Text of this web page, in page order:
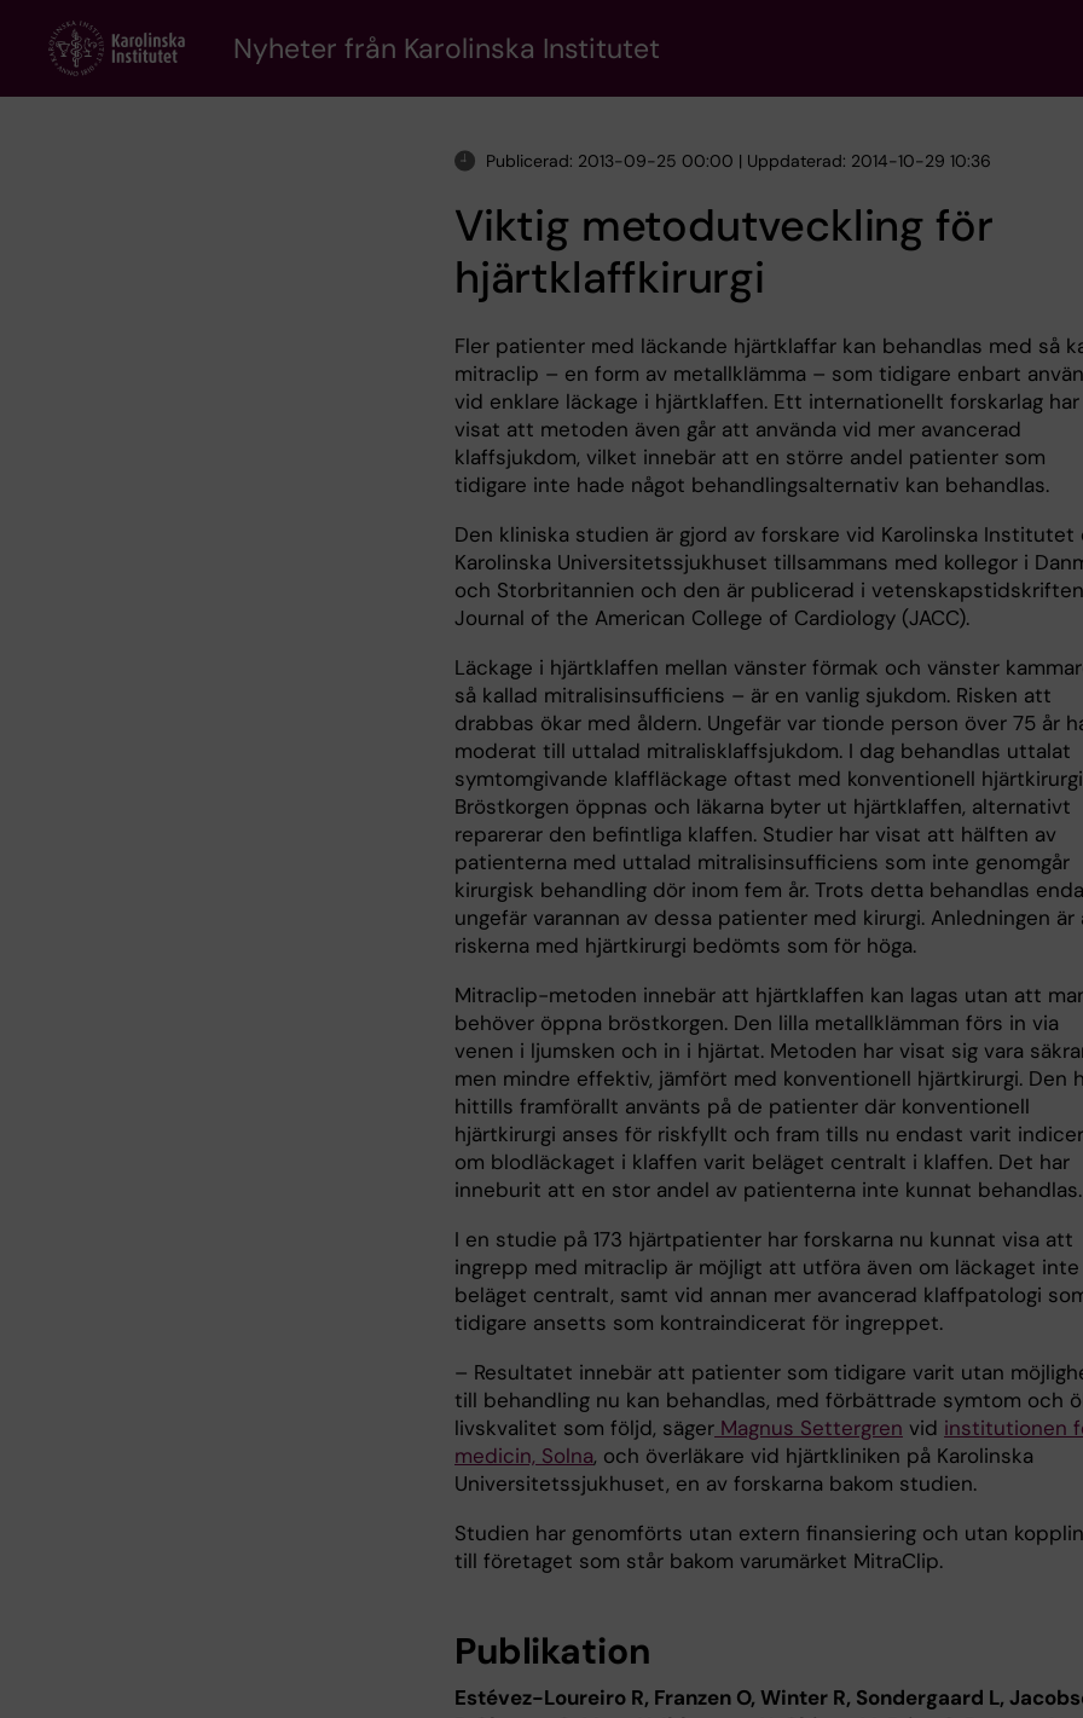
content
Nyheter från Karolinska Institutet
Publicerad: 2013-09-25 00:00 | Uppdaterad: 2014-10-29 10:36
Viktig metodutveckling för
hjärtklaffkirurgi
Fler patienter med läckande hjärtklaffar kan behandlas med så
mitraclip – en form av metallklämma – som tidigare enbart
vid enklare läckage i hjärtklaffen. Ett internationellt forskarlag har
visat att metoden även går att använda vid mer avancerad
klaffsjukdom, vilket innebär att en större andel patienter som
tidigare inte hade något behandlingsalternativ kan behandlas.
Den kliniska studien är gjord av forskare vid Karolinska Institutet
Karolinska Universitetssjukhuset tillsammans med kollegor i
och Storbritannien och den är publicerad i vetenskapstidskriften
Journal of the American College of Cardiology (JACC).
Läckage i hjärtklaffen mellan vänster förmak och vänster
så kallad mitralisinsufficiens – är en vanlig sjukdom. Risken att
drabbas ökar med åldern. Ungefär var tionde person över 75 år
moderat till uttalad mitralisklaffsjukdom. I dag behandlas uttalat
symtomgivande klaffläckage oftast med konventionell
Bröstkorgen öppnas och läkarna byter ut hjärtklaffen, alternativt
reparerar den befintliga klaffen. Studier har visat att hälften av
patienterna med uttalad mitralisinsufficiens som inte genomgår
kirurgisk behandling dör inom fem år. Trots detta behandlas
ungefär varannan av dessa patienter med kirurgi. Anledningen är
riskerna med hjärtkirurgi bedömts som för höga.
Mitraclip-metoden innebär att hjärtklaffen kan lagas utan att
behöver öppna bröstkorgen. Den lilla metallklämman förs in via
venen i ljumsken och in i hjärtat. Metoden har visat sig vara
men mindre effektiv, jämfört med konventionell hjärtkirurgi. Den
hittills framförallt använts på de patienter där konventionell
hjärtkirurgi anses för riskfyllt och fram tills nu endast varit
om blodläckaget i klaffen varit beläget centralt i klaffen. Det har
inneburit att en stor andel av patienterna inte kunnat behandlas.
I en studie på 173 hjärtpatienter har forskarna nu kunnat visa att
ingrepp med mitraclip är möjligt att utföra även om läckaget inte
beläget centralt, samt vid annan mer avancerad klaffpatologi
tidigare ansetts som kontraindicerat för ingreppet.
– Resultatet innebär att patienter som tidigare varit utan
till behandling nu kan behandlas, med förbättrade symtom och
livskvalitet som följd, säger Magnus Settergren vid institutionen
medicin, Solna, och överläkare vid hjärtkliniken på Karolinska
Universitetssjukhuset, en av forskarna bakom studien.
Studien har genomförts utan extern finansiering och utan
till företaget som står bakom varumärket MitraClip.
Publikation
Estévez-Loureiro R, Franzen O, Winter R, Sondergaard L,